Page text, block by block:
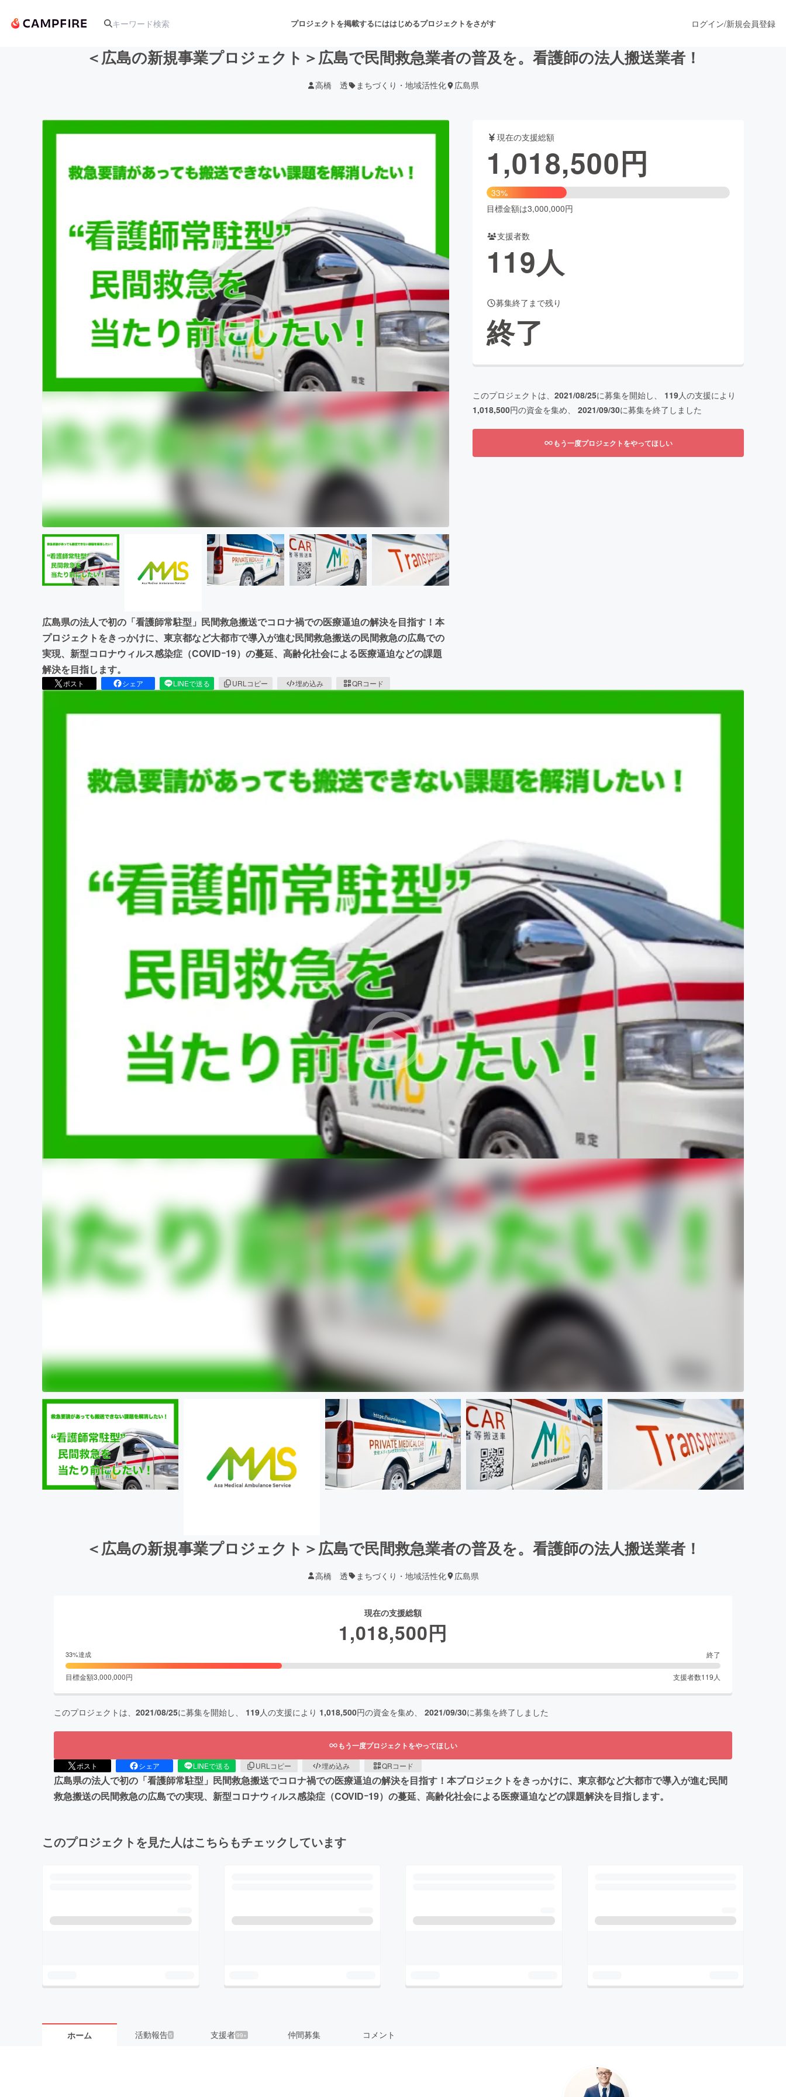
プロジェクトを掲載するにははじめるプロジェクトをさがす
舞台・パフォーマンス
テクノロジー・ガジェット ゲーム・サービス開発 ファッション
書籍・雑誌出版
ビジネス・起業 チャレンジ ビューティー・ヘルスケア
まちづくり・地域活性化
CAMPFIRE for Social GoodCAMPFIRE Creation
CAMPFIREふるさと納税machi-yaコミュニティ
ログイン/新規会員登録
＜広島の新規事業プロジェクト＞広島で民間救急業者の普及を。看護師の法人搬送業者！
高橋 透 まちづくり・地域活性化 広島県
広島県の法人で初の「看護師常駐型」民間救急搬送でコロナ禍での医療逼迫の解決を目指す！本
プロジェクトをきっかけに、東京都など大都市で導入が進む民間救急搬送の民間救急の広島での
実現、新型コロナウィルス感染症（COVIDｰ19）の蔓延、高齢化社会による医療逼迫などの課題
解決を目指します。
ポスト シェア LINEで送る URLコピー 埋め込み QRコード
現在の支援総額
1,018,500円
33%
目標金額は3,000,000円
支援者数
119人
募集終了まで残り
終了
このプロジェクトは、 2021/08/25に募集を開始し、 119人の支援により
1,018,500円の資金を集め、 2021/09/30に募集を終了しました
もう一度プロジェクトをやってほしい
＜広島の新規事業プロジェクト＞広島で民間救急業者の普及を。看護師の法人搬送業者！
高橋 透 まちづくり・地域活性化 広島県
現在の支援総額
1,018,500円
33%達成 終了
目標金額3,000,000円 支援者数119 人
このプロジェクトは、 2021/08/25に募集を開始し、 119人の支援により 1,018,500円の資金を集め、 2021/09/30に募集を終了しました
もう一度プロジェクトをやってほしい
ポスト シェア LINEで送る URLコピー 埋め込み QRコード
広島県の法人で初の「看護師常駐型」民間救急搬送でコロナ禍での医療逼迫の解決を目指す！本プロジェクトをきっかけに、東京都など大都市で導入が進む民間
救急搬送の民間救急の広島での実現、新型コロナウィルス感染症（COVIDｰ19）の蔓延、高齢化社会による医療逼迫などの課題解決を目指します。
このプロジェクトを見た人はこちらもチェックしています
ホーム 活動報告5 支援者99+ 仲間募集 コメント